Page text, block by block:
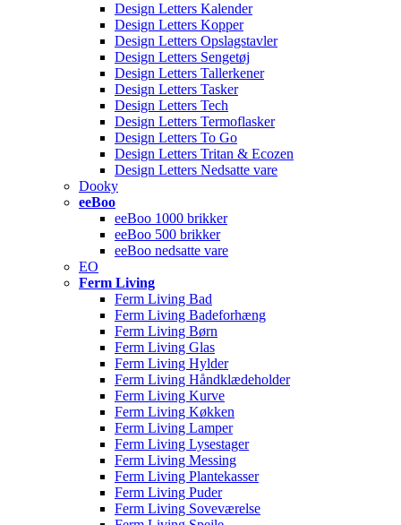
Design Letters Kalender
Design Letters Kopper
Design Letters Opslagstavler
Design Letters Sengetøj
Design Letters Tallerkener
Design Letters Tasker
Design Letters Tech
Design Letters Termoflasker
Design Letters To Go
Design Letters Tritan & Ecozen
Design Letters Nedsatte vare
Dooky
eeBoo
eeBoo 1000 brikker
eeBoo 500 brikker
eeBoo nedsatte vare
EO
Ferm Living
Ferm Living Bad
Ferm Living Badeforhæng
Ferm Living Børn
Ferm Living Glas
Ferm Living Hylder
Ferm Living Håndklædeholder
Ferm Living Kurve
Ferm Living Køkken
Ferm Living Lamper
Ferm Living Lysestager
Ferm Living Messing
Ferm Living Plantekasser
Ferm Living Puder
Ferm Living Soveværelse